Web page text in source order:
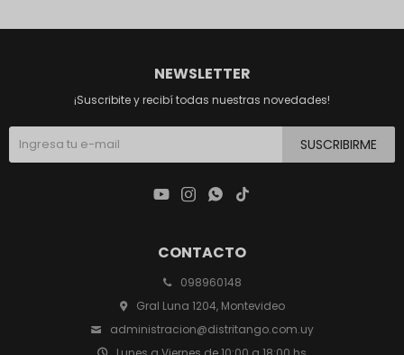
CONTACTO
098960148
Gral Luna 1204, Montevideo
administracion@distritango.com.uy
NEWSLETTER
¡Suscribite y recibí todas nuestras novedades!
SUSCRIBIRME
   